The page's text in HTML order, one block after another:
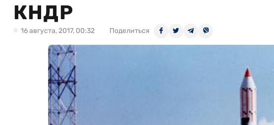
КНДР
16 августа, 2017, 00:32 Поделиться